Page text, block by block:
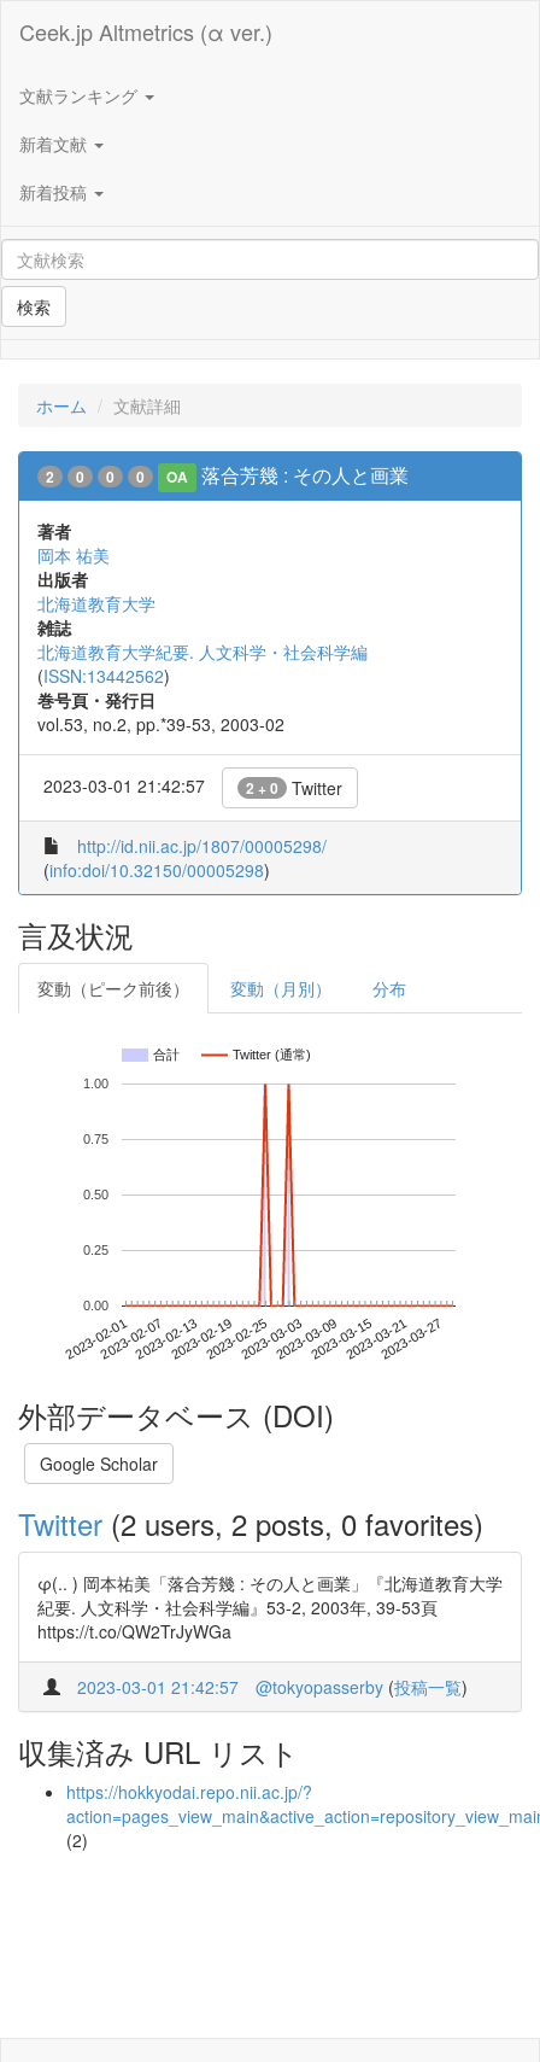
Ceek.jp Altmetrics (α ver.)
文献ランキング
新着文献
新着投稿
検索
ホーム 文献詳細
2 0 0 0 OA 落合芳幾 : その人と画業
著者
岡本 祐美
出版者
北海道教育大学
雑誌
北海道教育大学紀要. 人文科学・社会科学編
(ISSN:13442562)
巻号頁・発行日
vol.53, no.2, pp.*39-53, 2003-02
2023-03-01 21:42:57 2 + 0 Twitter
http://id.nii.ac.jp/1807/00005298/
(info:doi/10.32150/00005298)
言及状況
変動（ピーク前後） 変動（月別） 分布
合計 Twitter (通常)
2023-02-012023-02-072023-02-132023-02-192023-02-252023-03-032023-03-092023-03-152023-03-212023-03-27
0.00
0.25
0.50
0.75
1.00
外部データベース (DOI)
Google Scholar
Twitter (2 users, 2 posts, 0 favorites)
φ(.. ) 岡本祐美「落合芳幾 : その人と画業」『北海道教育大学
紀要. 人文科学・社会科学編』53-2, 2003年, 39-53頁
https://t.co/QW2TrJyWGa
2023-03-01 21:42:57 @tokyopasserby (投稿一覧)
収集済み URL リスト
https://hokkyodai.repo.nii.ac.jp/?
(2)